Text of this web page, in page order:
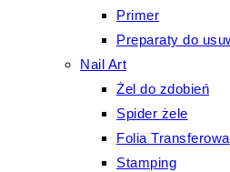
Primer
Preparaty do
Nail Art
Żel do zdobień
Spider żele
Folia Transferowa
Stamping